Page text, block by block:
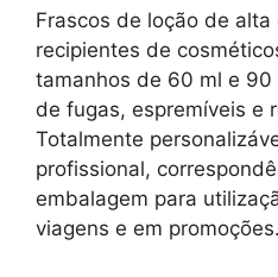
Frascos de loção de alta
recipientes de
tamanhos de 60 ml e 90
de fugas, espremíveis e
Totalmente
profissional,
embalagem para
viagens e em promoções.